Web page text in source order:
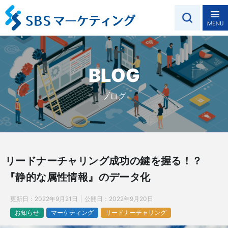
BLOG
ブログ
リードナーチャリング成功の鍵を握る！？
『静的な属性情報』のデータ化
更新日： 2022年9月21日 公開日： 2022年9月20日
お知らせ
マーケティング リードナーチャリング